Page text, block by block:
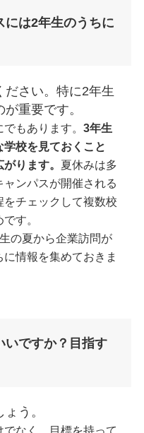
には2年生のうちに
ださい。特に2年生
重要です。
もあります。 3年生
校を見ておくこと
ります。 夏休みは多
ャンパスが開催される
チェックして複数校
す。
の夏から企業訪問が
情報を集めておきま
いですか？目指す
う。
なく、目標を持って